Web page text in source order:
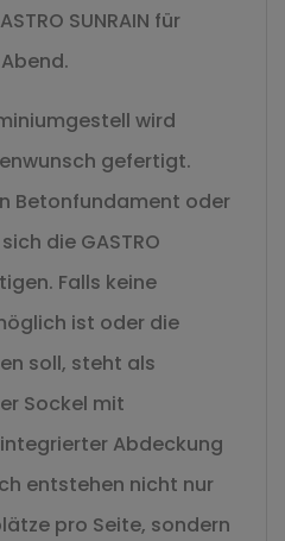
SUNRAIN für
wird
gefertigt.
Betonfundament oder
die GASTRO
Falls keine
ist oder die
soll, steht als
Sockel mit
Abdeckung
entstehen nicht nur
pro Seite, sondern